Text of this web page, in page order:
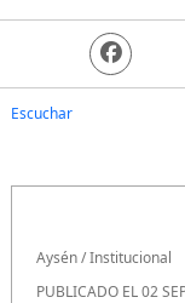
Escuchar
Aysén/Institucional
PUBLICADO EL 02